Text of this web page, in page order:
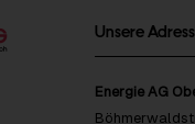
Unsere
Energie AG